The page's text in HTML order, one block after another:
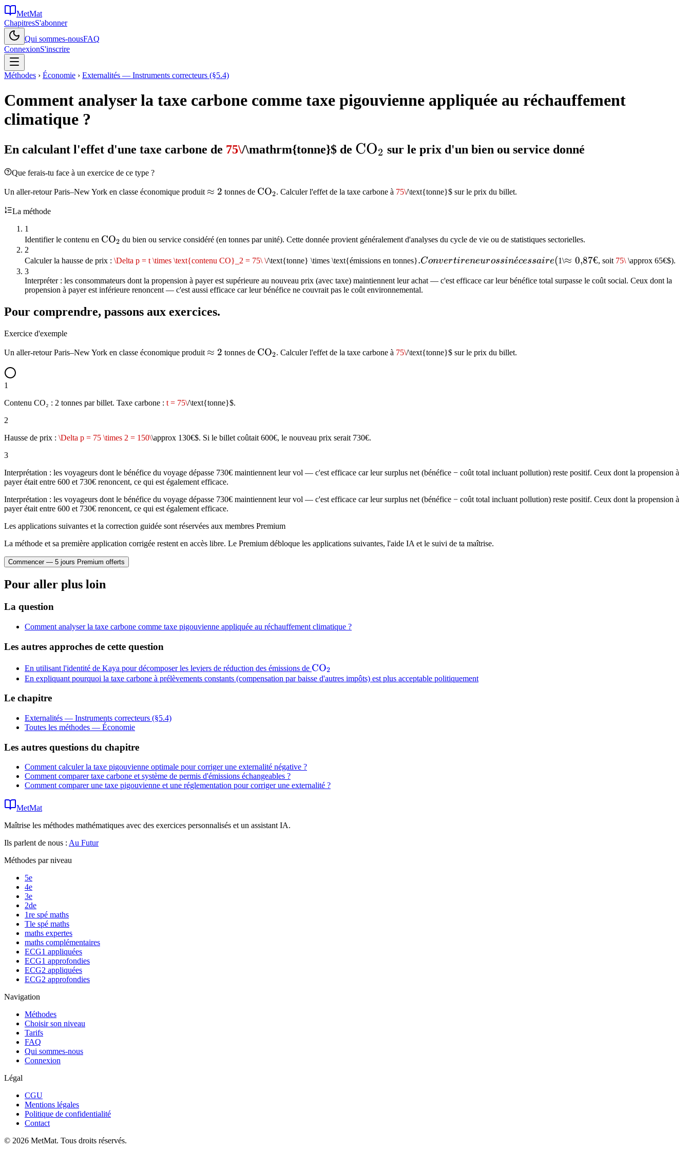
MetMat
ChapitresS'abonner
Qui sommes-nousFAQ
ConnexionS'inscrire
Méthodes › Économie › Externalités — Instruments correcteurs (§5.4)
Comment analyser la taxe carbone comme taxe pigouvienne appliquée au réchauffement
climatique ?
En calculant l'effet d'une taxe carbone de 75\/\mathrm{tonne}$ de \mathrm{CO_2}
CO2 sur le prix d'un bien ou service donné
Que ferais-tu face à un exercice de ce type ?
Un aller-retour Paris–New York en classe économique produit \approx
≈ 2 tonnes de \mathrm{CO_2}
CO2. Calculer l'effet de la taxe carbone à 75\/\text{tonne}$ sur le prix du billet.
La méthode
1
Identifier le contenu en \mathrm{CO_2}
CO2 du bien ou service considéré (en tonnes par unité). Cette donnée provient généralement d'analyses du cycle de vie ou de statistiques sectorielles.
2
Calculer la hausse de prix : \Delta p = t \times \text{contenu CO}_2 = 75\ \/\text{tonne} \times \text{émissions en tonnes}.
en euros
si
.Convertireneurossine
ˊcessaire(1\\approx
≈ 0,87€, soit 75\\approx 65€$).
3
Interpréter : les consommateurs dont la propension à payer est supérieure au nouveau prix (avec taxe) maintiennent leur achat — c'est efficace car leur bénéfice total surpasse le coût social. Ceux dont la
propension à payer est inférieure renoncent — c'est aussi efficace car leur bénéfice ne couvrait pas le coût environnemental.
Pour comprendre, passons aux exercices.
Exercice d'exemple
Un aller-retour Paris–New York en classe économique produit \approx
≈ 2 tonnes de \mathrm{CO_2}
CO2. Calculer l'effet de la taxe carbone à 75\/\text{tonne}$ sur le prix du billet.
1
Contenu CO₂ : 2 tonnes par billet. Taxe carbone : t = 75\/\text{tonne}$.
2
Hausse de prix : \Delta p = 75 \times 2 = 150\\approx 130€$. Si le billet coûtait 600€, le nouveau prix serait 730€.
3
Interprétation : les voyageurs dont le bénéfice du voyage dépasse 730€ maintiennent leur vol — c'est efficace car leur surplus net (bénéfice − coût total incluant pollution) reste positif. Ceux dont la propension à
payer était entre 600 et 730€ renoncent, ce qui est également efficace.
Interprétation : les voyageurs dont le bénéfice du voyage dépasse 730€ maintiennent leur vol — c'est efficace car leur surplus net (bénéfice − coût total incluant pollution) reste positif. Ceux dont la propension à
payer était entre 600 et 730€ renoncent, ce qui est également efficace.
Les applications suivantes et la correction guidée sont réservées aux membres Premium
La méthode et sa première application corrigée restent en accès libre. Le Premium débloque les applications suivantes, l'aide IA et le suivi de ta maîtrise.
Commencer — 5 jours Premium offerts
Pour aller plus loin
La question
Comment analyser la taxe carbone comme taxe pigouvienne appliquée au réchauffement climatique ?
Les autres approches de cette question
En utilisant l'identité de Kaya pour décomposer les leviers de réduction des émissions de \mathrm{CO_2}
CO2
En expliquant pourquoi la taxe carbone à prélèvements constants (compensation par baisse d'autres impôts) est plus acceptable politiquement
Le chapitre
Externalités — Instruments correcteurs (§5.4)
Toutes les méthodes — Économie
Les autres questions du chapitre
Comment calculer la taxe pigouvienne optimale pour corriger une externalité négative ?
Comment comparer taxe carbone et système de permis d'émissions échangeables ?
Comment comparer une taxe pigouvienne et une réglementation pour corriger une externalité ?
MetMat
Maîtrise les méthodes mathématiques avec des exercices personnalisés et un assistant IA.
Ils parlent de nous : Au Futur
Méthodes par niveau
5e
4e
3e
2de
1re spé maths
Tle spé maths
maths expertes
maths complémentaires
ECG1 appliquées
ECG1 approfondies
ECG2 appliquées
ECG2 approfondies
Navigation
Méthodes
Choisir son niveau
Tarifs
FAQ
Qui sommes-nous
Connexion
Légal
CGU
Mentions légales
Politique de confidentialité
Contact
© 2026 MetMat. Tous droits réservés.